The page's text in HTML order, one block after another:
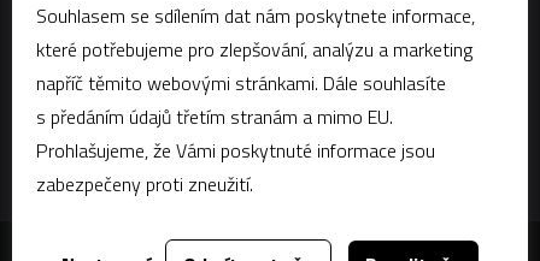
Souhlasem se sdílením dat nám poskytnete informace,
které potřebujeme pro zlepšování, analýzu a marketing
napříč těmito webovými stránkami. Dále souhlasíte
s předáním údajů třetím stranám a mimo EU.
Prohlašujeme, že Vámi poskytnuté informace jsou
zabezpečeny proti zneužití.
Facebook
Kontaktujte nás
estian@estian.cz
+420 602 436 140